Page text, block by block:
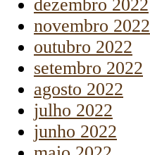
dezembro 2022
novembro 2022
outubro 2022
setembro 2022
agosto 2022
julho 2022
junho 2022